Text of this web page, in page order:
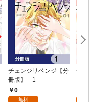
チェンジリベンジ【分
冊版】 1
0
無料
チ